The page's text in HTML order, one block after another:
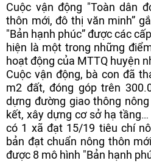
Cuộc vận động "Toàn dân
thôn mới, đô thị văn minh”
"Bản hạnh phúc” được các
hiện là một trong những
hoạt động của MTTQ huyện
Cuộc vận động, bà con đã
m2 đất, đóng góp trên
dựng đường giao thông
kết, xây dựng cơ sở hạ
có 1 xã đạt 15/19 tiêu chí
bản đạt chuẩn nông thôn
được 8 mô hình "Bản hạnh